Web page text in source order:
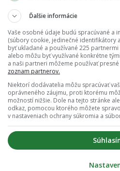
100 mikrogramov na
minimálne počas
hodnoty znečisťujúcich
predpovede nebudú
o zlepšení situácie
dážď
rizikovým počasím,
vážne problémy najmä v
Ďalšie informácie
Vaše osobné údaje budú spracúvané a
(súbory cookie, jedinečné identifikátory
byť ukladané a používané 225
alebo môžu byť využívané konkrétne
a naši partneri môžeme používať
zoznam partnerov.
Niektorí dodávatelia môžu spracúvať
oprávneného záujmu, proti ktorému
možností nižšie. Dole na tejto stránke
odkaz, pomocou ktorého môžete
v nastaveniach ochrany súkromia a